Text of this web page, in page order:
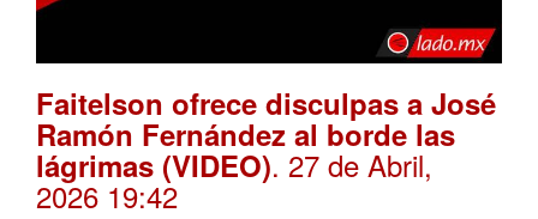
Faitelson ofrece disculpas a José
Ramón Fernández al borde las
lágrimas (VIDEO). 27 de Abril,
2026 19:42